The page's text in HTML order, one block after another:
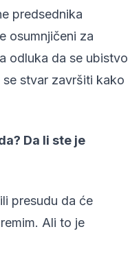
predsednika
osumnjičeni za
odluka da se ubistvo
se stvar završiti kako
Da li ste je
presudu da će
Ali to je